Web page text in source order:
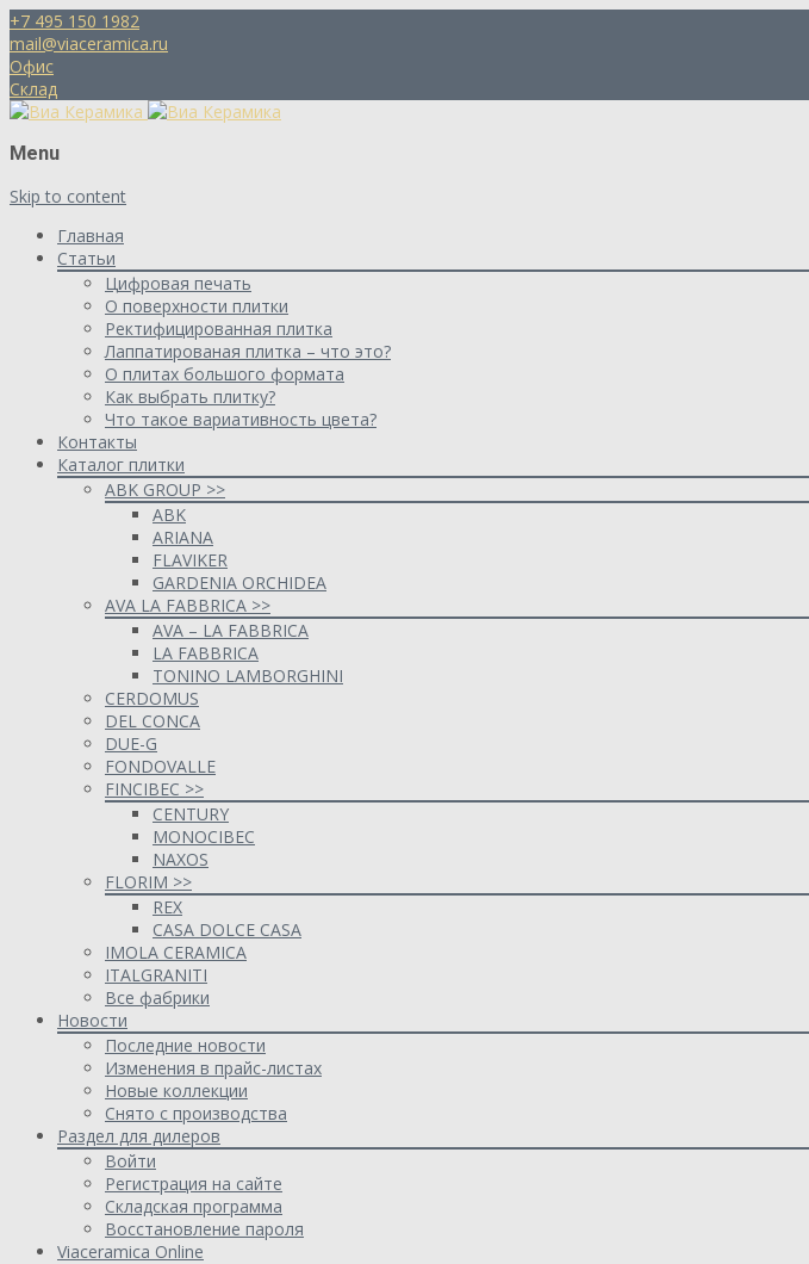
+7 495 150 1982
mail@viaceramica.ru
Офис
Склад
Menu
Skip to content
Главная
Статьи
Цифровая печать
О поверхности плитки
Ректифицированная плитка
Лаппатированая плитка – что это?
О плитах большого формата
Как выбрать плитку?
Что такое вариативность цвета?
Контакты
Каталог плитки
ABK GROUP >>
ABK
ARIANA
FLAVIKER
GARDENIA ORCHIDEA
AVA LA FABBRICA >>
AVA – LA FABBRICA
LA FABBRICA
TONINO LAMBORGHINI
CERDOMUS
DEL CONCA
DUE-G
FONDOVALLE
FINCIBEC >>
CENTURY
MONOCIBEC
NAXOS
FLORIM >>
REX
CASA DOLCE CASA
IMOLA CERAMICA
ITALGRANITI
Все фабрики
Новости
Последние новости
Изменения в прайс-листах
Новые коллекции
Снято с производства
Раздел для дилеров
Войти
Регистрация на сайте
Складская программа
Восстановление пароля
Viaceramica Online